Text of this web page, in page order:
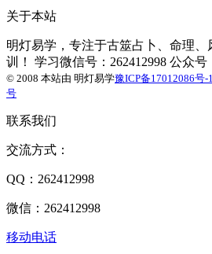
关于本站
明灯易学，专注于古筮占卜、命理
训！ 学习微信号：262412998 公众号
© 2008 本站由 明灯易学豫ICP备17012086号-1
号
联系我们
交流方式：
QQ：262412998
微信：262412998
移动电话